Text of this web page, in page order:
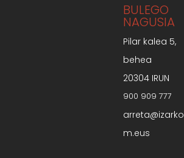
BULEGO
NAGUSIA
Pilar kalea 5,
behea
20304 IRUN
900 909 777
arreta@izarko
m.eus